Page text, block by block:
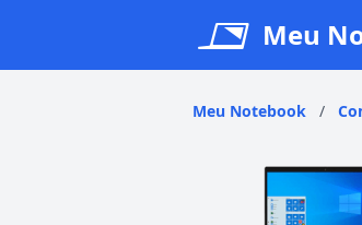
Meu
Meu Notebook /